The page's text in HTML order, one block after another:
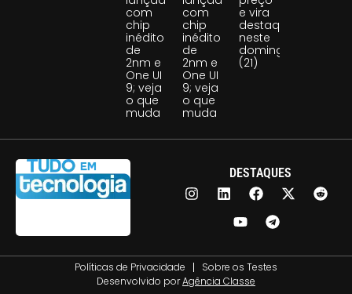
com
chip
inédito
de
2nm e
One UI
9; veja
o que
muda
com
chip
inédito
de
2nm e
One UI
9; veja
o que
muda
e vira
destaque
neste
domingo
(21)
DESTAQUES
Políticas de Privacidade
Sobre os Testes
Desenvolvido porAgência Classe